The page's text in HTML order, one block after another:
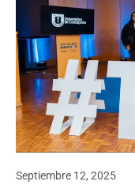
Septiembre 12, 2025